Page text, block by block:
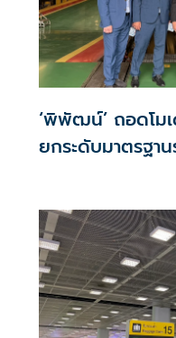
‘พิพัฒน์’ ถอดโม
ยกระดับมาตรฐา